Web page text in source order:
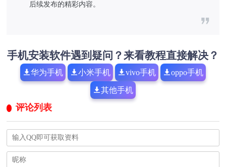
后续发布的精彩内容。
手机安装软件遇到疑问？来看教程直接解决？
华为手机 小米手机 vivo手机 oppo手机
其他手机
评论列表